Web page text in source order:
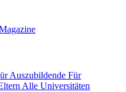
Auszubildende Für
Alle Universitäten